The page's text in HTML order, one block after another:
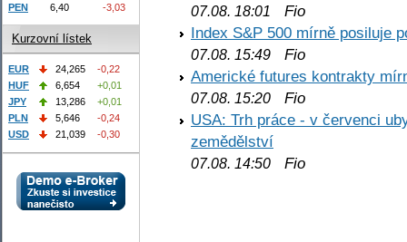
07.08. 18:01
Fio
Index S&P 500 mírně posiluje
07.08. 15:49 Fio
Americké futures kontrakty
07.08. 15:20 Fio
USA: Trh práce - v červenci
zemědělství
07.08. 14:50 Fio
PEN
6,40 -3,03
Kurzovní lístek
EUR 24,265
-0,22
HUF
6,654
+0,01
JPY
13,286
+0,01
PLN
5,646
-0,24
USD
21,039 -0,30